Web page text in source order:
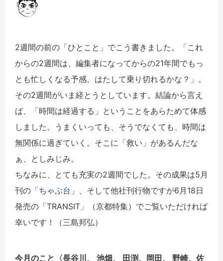
2週間の前の「ひとこと」でこう書きました。「これ
からの2週間は、編集者になってからの21年間でもっ
とも忙しくなる予感。はたして乗り切れるかな？」。
その2週間がいま経とうとしています。結論から言え
ば、「時間は経過する」ということをあらためて体感
しました。うまくいっても、そうでなくても、時間は
無関係に過ぎていく。そこに「救い」があるんだな
ぁ、としみじみ。
ちなみに、とても充実の2週間でした。その成果は5月
刊の「ちゃぶ台 」、そして他社刊行物ですが6月18日
発売の「TRANSIT」（京都特集）でご覧いただければ
幸いです！（三島邦弘）
今月のこと〈長谷川、 池畑、 田渕、岡田、 野崎、佐